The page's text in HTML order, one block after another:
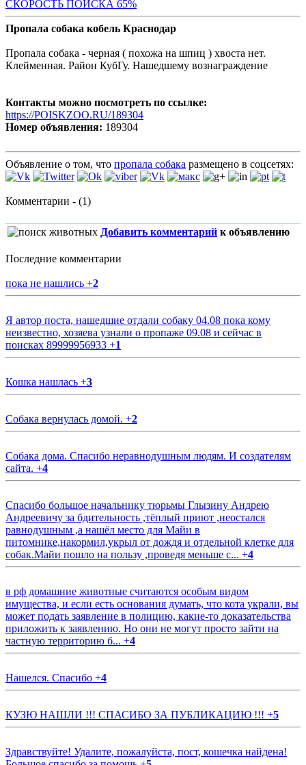
СКОРОСТЬ ПОИСКА 65%
Пропала собака кобель Краснодар
Пропала собака - черная ( похожа на шпиц ) хвоста нет.
Клейменная. Район КубГу. Нашедшему вознаграждение
Контакты можно посмотреть по ссылке:
https://POISKZOO.RU/189304
Номер объявления: 189304
Объявление о том, что пропала собака размещено в соцсетях:
Комментарии - (1)
Добавить комментарий к объявлению
Последние комментарии
пока не нашлись +2
Я автор поста, нашедшие отдали собаку 04.08 пока кому
неизвестно, хозяева узнали о пропаже 09.08 и сейчас в
поисках 89999956933 +1
Кошка нашлась +3
Собака вернулась домой. +2
Собака дома. Спасибо неравнодушным людям. И создателям
сайта. +4
Спасибо большое начальнику тюрьмы Глызину Андрею
Андреевичу за бдительность ,тёплый приют ,неостался
равнодушным ,а нашёл место для Майи в
питомнике,накормил,укрыл от дождя и отдельной клетке для
собак.Майи пошло на пользу ,проведя меньше с... +4
в рф домашние животные считаются особым видом
имущества, и если есть основания думать, что кота украли, вы
может подать заявление в полицию, какие-то доказательства
приложить к заявлению. Но они не могут просто зайти на
частную территорию б... +4
Нашелся. Спасибо +4
КУЗЮ НАШЛИ !!! СПАСИБО ЗА ПУБЛИКАЦИЮ !!! +5
Здравствуйте! Удалите, пожалуйста, пост, кошечка найдена!